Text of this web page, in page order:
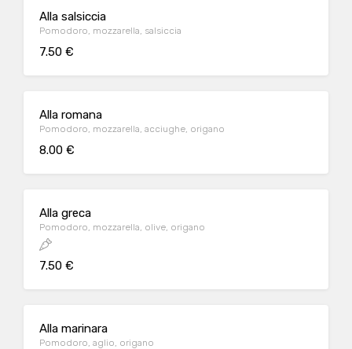
Alla salsiccia
Pomodoro, mozzarella, salsiccia
7.50 €
Alla romana
Pomodoro, mozzarella, acciughe, origano
8.00 €
Alla greca
Pomodoro, mozzarella, olive, origano
7.50 €
Alla marinara
Pomodoro, aglio, origano